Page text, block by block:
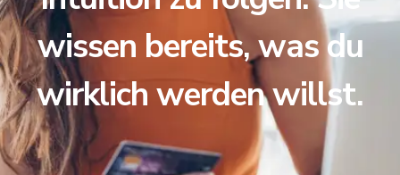
wissen bereits, was du
wirklich werden willst.